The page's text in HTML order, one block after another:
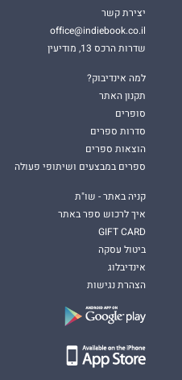
יצירת קשר
office@indiebook.co.il
שדרות הרכס 13, מודיעין
למה אינדיבוק?
תקנון האתר
סופרים
סדרות ספרים
הוצאות ספרים
ספרים במבצעים ושיתופי פעולה
קניה באתר - שו"ת
איך לרכוש ספר באתר
GIFT CARD
ביטול עסקה
אינדיבלוג
הצהרת נגישות